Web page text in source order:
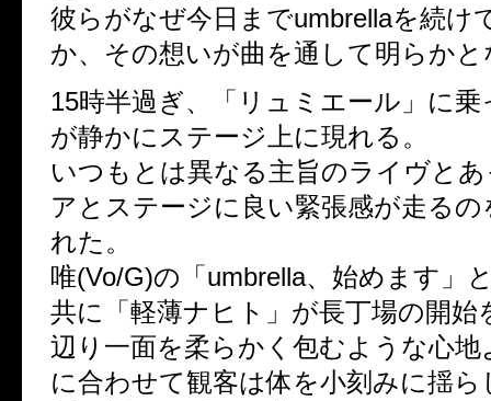
彼らがなぜ今日までumbrellaを続け
か、その想いが曲を通して明らか
15時半過ぎ、「リュミエール」に
が静かにステージ上に現れる。
いつもとは異なる主旨のライヴと
アとステージに良い緊張感が走る
れた。
唯(Vo/G)の「umbrella、始めます」
共に「軽薄ナヒト」が長丁場の開始
辺り一面を柔らかく包むような心
に合わせて観客は体を小刻みに揺ら